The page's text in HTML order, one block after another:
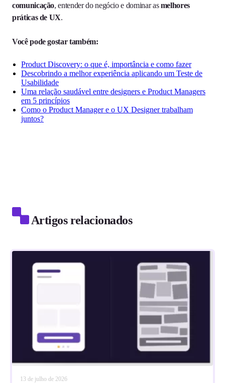
comunicação, entender do negócio e dominar asmelhores
práticas de UX.
Você pode gostar também:
Product Discovery: o que é, importância e como fazer
Descobrindo a melhor experiência aplicando um Teste de
Usabilidade
Uma relação saudável entre designers e Product Managers
em 5 princípios
Como o Product Manager e o UX Designer trabalham
juntos?
Artigos relacionados
13 de julho de 2026